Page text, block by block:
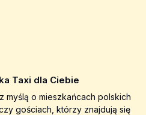
Taxi dla Ciebie
myślą o mieszkańcach polskich
gościach, którzy znajdują się